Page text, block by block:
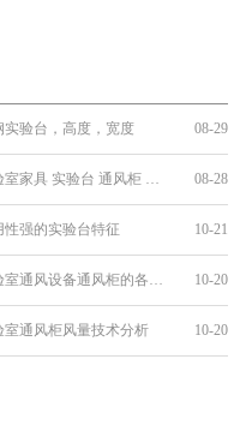
实验台，高度，宽度 08-29
08-28
性强的实验台特征 10-21
10-20
室通风柜风量技术分析 10-20